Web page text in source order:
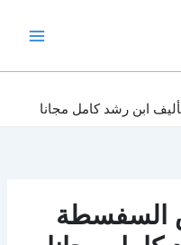
السفسطة